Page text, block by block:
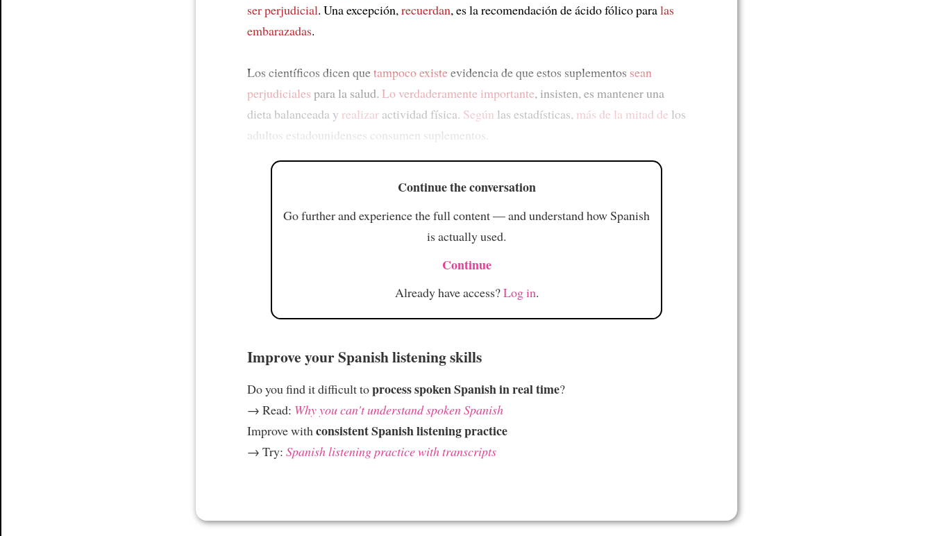
ser perjudicial. Una excepción,recuerdan, es la recomendación de ácido fólico paralas
embarazadas.
Los científicos dicen quetampoco existeevidencia de que estos suplementos sean
perjudiciales para la salud. Lo verdaderamente importante, insisten, es mantener una
dieta balanceada y realizar actividad física. Según las estadísticas, más de la mitad de los
adultos estadounidenses consumen suplementos.
Continue the conversation
Go further and experience the full content — and understand how Spanish
is actually used.
Continue
Already have access?Log in.
Improve your Spanish listening skills
Do you find it difficult toprocess spoken Spanish in real time?
→ Read: Why you can't understand spoken Spanish
Improve with consistent Spanish listening practice
→ Try: Spanish listening practice with transcripts